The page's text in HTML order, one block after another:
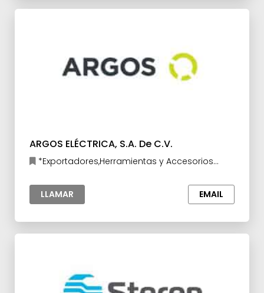
ARGOS ELÉCTRICA, S.A. De C.V.
*Exportadores,Herramientas y Accesorios
eléctrico,Materia prima para la Industria
LLAMAR
EMAIL